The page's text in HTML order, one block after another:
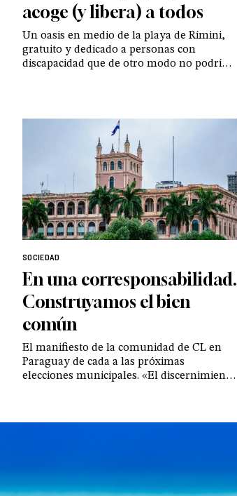
acoge (y libera) a todos
Un oasis en medio de la playa de Rímini,
gratuito y dedicado a personas con
discapacidad que de otro modo no podrían
humanidad
SOCIEDAD
En una corresponsabilidad.
Construyamos el bien
común
El manifiesto de la comunidad de CL en
Paraguay de cada a las próximas
elecciones municipales. «El discernimiento